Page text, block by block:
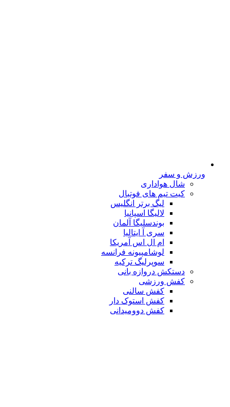
ورزش و سفر
شال هواداری
کیت تیم های فوتبال
لیگ برتر انگلیس
لالیگا اسپانیا
بوندسلیگا آلمان
سری آ ایتالیا
ام ال اس آمریکا
لوشامپیونه فرانسه
سوپرلیگ ترکیه
دستکش دروازه بانی
کفش ورزشی
کفش سالنی
کفش استوک دار
کفش دوومیدانی